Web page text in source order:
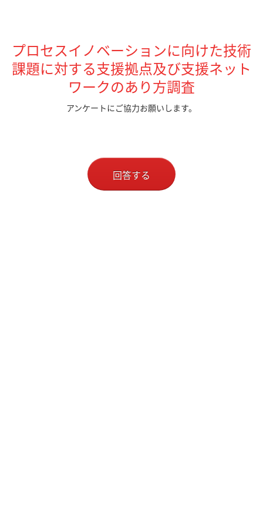
プロセスイノベーションに向けた技術
課題に対する支援拠点及び支援ネット
ワークのあり方調査
アンケートにご協力お願いします。
回答する